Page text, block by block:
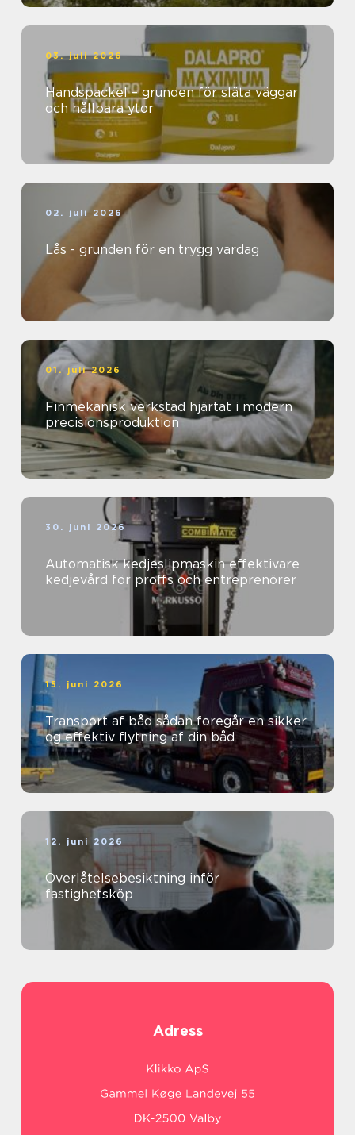
03. juli 2026
Handspackel – grunden för släta väggar
och hållbara ytor
02. juli 2026
Lås - grunden för en trygg vardag
01. juli 2026
Finmekanisk verkstad hjärtat i modern
precisionsproduktion
30. juni 2026
Automatisk kedjeslipmaskin effektivare
kedjevård för proffs och entreprenörer
15. juni 2026
Transport af båd sådan foregår en sikker
og effektiv flytning af din båd
12. juni 2026
Överlåtelsebesiktning inför
fastighetsköp
Adress